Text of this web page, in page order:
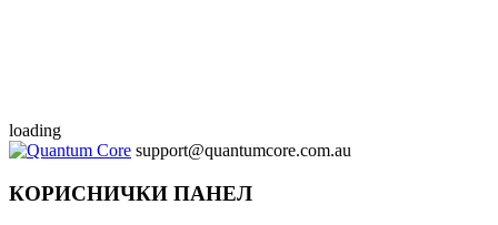
loading
support@quantumcore.com.au
КОРИСНИЧКИ ПАНЕЛ